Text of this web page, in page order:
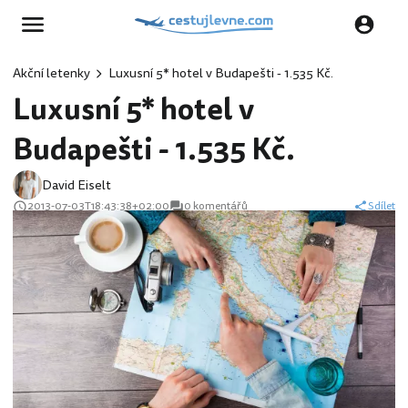
Akční letenky Luxusní 5* hotel v Budapešti - 1.535 Kč.
Luxusní 5* hotel v
Budapešti - 1.535 Kč.
David Eiselt
2013-07-03T18:43:38+02:00 0 komentářů Sdílet